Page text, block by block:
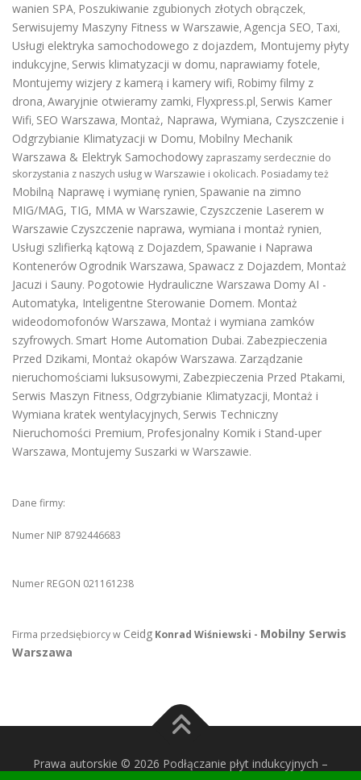
wanien SPA, Poszukiwanie zgubionych złotych obrączek,
Serwisujemy Maszyny Fitness w Warszawie, Agencja SEO, Taxi,
Usługi elektryka samochodowego z dojazdem, Montujemy płyty
indukcyjne, Serwis klimatyzacji w domu, naprawiamy fotele,
Montujemy wizjery z kamerą i kamery wifi, Robimy filmy z
drona, Awaryjnie otwieramy zamki, Flyxpress.pl, Serwis Kamer
Wifi, SEO Warszawa, Montaż, Naprawa, Wymiana, Czyszczenie i
Odgrzybianie Klimatyzacji w Domu, Mobilny Mechanik
Warszawa & Elektryk Samochodowy zapraszamy serdecznie do
skorzystania z naszych usług w Warszawie i okolicach. Posiadamy też
Mobilną Naprawę i wymianę rynien, Spawanie na zimno
MIG/MAG, TIG, MMA w Warszawie, Czyszczenie Laserem w
Warszawie Czyszczenie naprawa, wymiana i montaż rynien,
Usługi szlifierką kątową z Dojazdem, Spawanie i Naprawa
Kontenerów Ogrodnik Warszawa, Spawacz z Dojazdem, Montaż
Jacuzi i Sauny. Pogotowie Hydrauliczne Warszawa Domy AI -
Automatyka, Inteligentne Sterowanie Domem. Montaż
wideodomofonów Warszawa, Montaż i wymiana zamków
szyfrowych. Smart Home Automation Dubai. Zabezpieczenia
Przed Dzikami, Montaż okapów Warszawa. Zarządzanie
nieruchomościami luksusowymi, Zabezpieczenia Przed Ptakami,
Serwis Maszyn Fitness, Odgrzybianie Klimatyzacji, Montaż i
Wymiana kratek wentylacyjnych, Serwis Techniczny
Nieruchomości Premium, Profesjonalny Komik i Stand-uper
Warszawa, Montujemy Suszarki w Warszawie.
Dane firmy:
Numer NIP 8792446683
Numer REGON 021161238
Firma przedsiębiorcy w Ceidg Konrad Wiśniewski - Mobilny Serwis
Warszawa
Prawa autorskie © 2026 Podłączanie płyt indukcyjnych –